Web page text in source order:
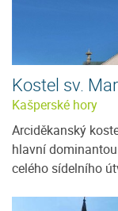
Kostel sv.
Kašperské hory
Arciděkanský
hlavní
celého sídelního